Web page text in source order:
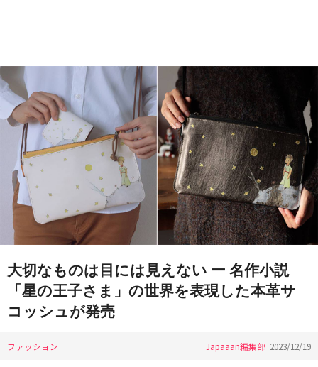
大切なものは目には見えない ー 名作小説
「星の王子さま」の世界を表現した本革サ
コッシュが発売
ファッション Japaaan編集部 2023/12/19